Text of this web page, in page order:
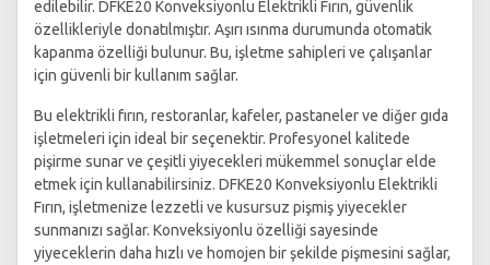
edilebilir. DFKE20 Konveksiyonlu Elektrikli Fırın, güvenlik
özellikleriyle donatılmıştır. Aşırı ısınma durumunda otomatik
kapanma özelliği bulunur. Bu, işletme sahipleri ve çalışanlar
için güvenli bir kullanım sağlar.
Bu elektrikli fırın, restoranlar, kafeler, pastaneler ve diğer gıda
işletmeleri için ideal bir seçenektir. Profesyonel kalitede
pişirme sunar ve çeşitli yiyecekleri mükemmel sonuçlar elde
etmek için kullanabilirsiniz. DFKE20 Konveksiyonlu Elektrikli
Fırın, işletmenize lezzetli ve kusursuz pişmiş yiyecekler
sunmanızı sağlar. Konveksiyonlu özelliği sayesinde
yiyeceklerin daha hızlı ve homojen bir şekilde pişmesini sağlar,